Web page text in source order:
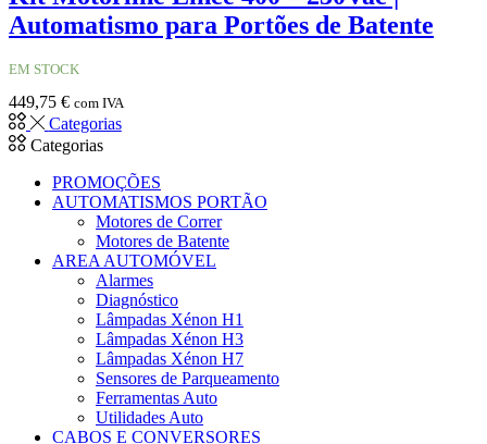
Automatismo para Portões de Batente
EM STOCK
449,75 € com IVA
Categorias
Categorias
PROMOÇÕES
AUTOMATISMOS PORTÃO
Motores de Correr
Motores de Batente
AREA AUTOMÓVEL
Alarmes
Diagnóstico
Lâmpadas Xénon H1
Lâmpadas Xénon H3
Lâmpadas Xénon H7
Sensores de Parqueamento
Ferramentas Auto
Utilidades Auto
CABOS E CONVERSORES